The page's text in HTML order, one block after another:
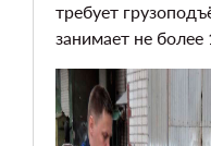
требует
занимает не более